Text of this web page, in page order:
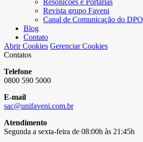
Revista grupo Faveni
Canal de Comunicação do DPO
Blog
Contato
Abrir Cookies Gerenciar Cookies
Contatos
Telefone
0800 590 5000
E-mail
sac@unifaveni.com.br
Atendimento
Segunda a sexta-feira de 08:00h às 21:45h